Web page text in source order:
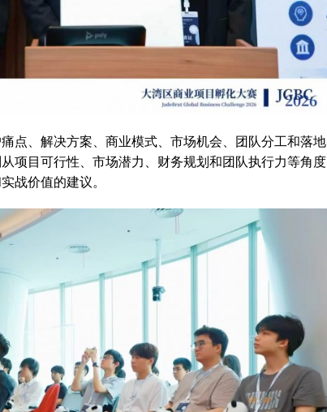
点、解决方案、商业模式、市场机会、团队分工和落地
项目可行性、市场潜力、财务规划和团队执行力等角度
战价值的建议。